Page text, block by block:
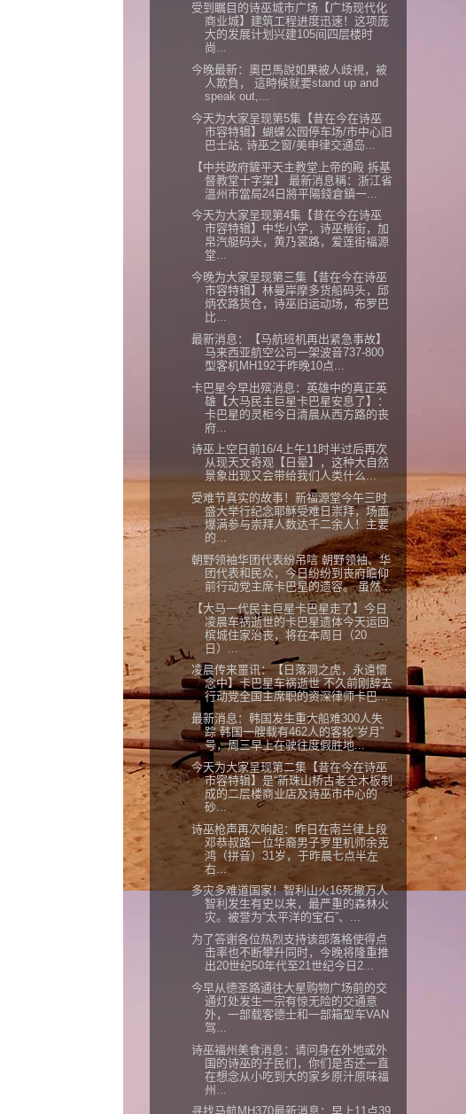
受到瞩目的诗巫城市广场【广场现代化
商业城】建筑工程进度迅速！这项庞
大的发展计划兴建105间四层楼时
尚...
今晚最新：奧巴馬說如果被人歧視，被
人欺負， 這時候就要stand up and
speak out,...
今天为大家呈现第5集【昔在今在诗巫
市容特辑】蝴蝶公园停车场/市中心旧
巴士站, 诗巫之窗/美申律交通岛...
【中共政府鏟平天主教堂上帝的殿 拆基
督教堂十字架】 最新消息稱：浙江省
溫州市當局24日將平陽錢倉鎮一...
今天为大家呈现第4集【昔在今在诗巫
市容特辑】中华小学，诗巫楷街，加
帛汽艇码头，黄乃裳路，爱莲街福源
堂...
今晚为大家呈现第三集【昔在今在诗巫
市容特辑】林曼岸摩多货船码头，邱
炳农路货仓，诗巫旧运动场，布罗巴
比...
最新消息：【马航班机再出紧急事故】
马来西亚航空公司一架波音737-800
型客机MH192于昨晚10点...
卡巴星今早出殡消息：英雄中的真正英
雄【大马民主巨星卡巴星安息了】：
卡巴星的灵柜今日清晨从西方路的丧
府...
诗巫上空日前16/4上午11时半过后再次
从现天文奇观【日晕】，这种大自然
景象出现又会带给我们人类什么...
受难节真实的故事！新福源堂今午三时
盛大举行纪念耶稣受难日崇拜，场面
爆满参与崇拜人数达千二余人！主要
的...
朝野领袖华团代表纷吊唁 朝野领袖、华
团代表和民众，今日纷纷到丧府瞻仰
前行动党主席卡巴星的遗容。 虽然...
【大马一代民主巨星卡巴星走了】今日
凌晨车祸逝世的卡巴星遗体今天运回
槟城住家治丧，将在本周日（20
日）...
凌晨传来噩讯：【日落洞之虎，永遠懷
念中】卡巴星车祸逝世 不久前刚辞去
行动党全国主席职的资深律师卡巴...
最新消息：韩国发生重大船难300人失
踪 韩国一艘载有462人的客轮“岁月”
号，周三早上在驶往度假胜地...
今天为大家呈现第二集【昔在今在诗巫
市容特辑】是“新珠山桥古老全木板制
成的二层楼商业店及诗巫市中心的
砂...
诗巫枪声再次响起：昨日在南兰律上段
邓恭叔路一位华裔男子罗里机师余克
鸿（拼音）31岁，于昨晨七点半左
右...
多灾多难道国家！智利山火16死撤万人
智利发生有史以来，最严重的森林火
灾。被誉为“太平洋的宝石”、...
为了答谢各位热烈支持该部落格使得点
击率也不断攀升同时，今晚将隆重推
出20世纪50年代至21世纪今日2...
今早从德圣路通往大星购物广场前的交
通灯处发生一宗有惊无险的交通意
外，一部载客德士和一部箱型车VAN
驾...
诗巫福州美食消息：请问身在外地或外
国的诗巫的子民们，你们是否还一直
在想念从小吃到大的家乡原汁原味福
州...
寻找马航MH370最新消息：早上11点39